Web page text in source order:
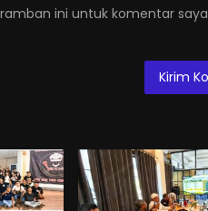
ini untuk komentar saya